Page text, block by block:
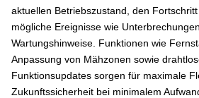
aktuellen Betriebszustand, den
mögliche Ereignisse wie
Wartungshinweise. Funktionen wie
Anpassung von Mähzonen sowie
Funktionsupdates sorgen für maximale
Zukunftssicherheit bei minimalem